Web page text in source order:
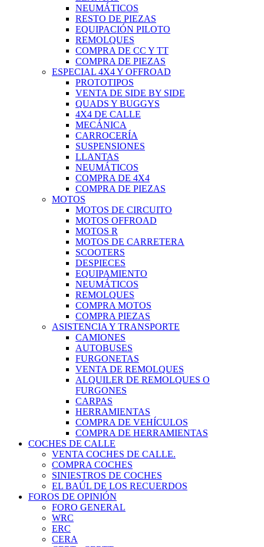
NEUMÁTICOS
RESTO DE PIEZAS
EQUIPACIÓN PILOTO
REMOLQUES
COMPRA DE CC Y TT
COMPRA DE PIEZAS
ESPECIAL 4X4 Y OFFROAD
PROTOTIPOS
VENTA DE SIDE BY SIDE
QUADS Y BUGGYS
4X4 DE CALLE
MECÁNICA
CARROCERÍA
SUSPENSIONES
LLANTAS
NEUMÁTICOS
COMPRA DE 4X4
COMPRA DE PIEZAS
MOTOS
MOTOS DE CIRCUITO
MOTOS OFFROAD
MOTOS R
MOTOS DE CARRETERA
SCOOTERS
DESPIECES
EQUIPAMIENTO
NEUMÁTICOS
REMOLQUES
COMPRA MOTOS
COMPRA PIEZAS
ASISTENCIA Y TRANSPORTE
CAMIONES
AUTOBUSES
FURGONETAS
VENTA DE REMOLQUES
ALQUILER DE REMOLQUES O
FURGONES
CARPAS
HERRAMIENTAS
COMPRA DE VEHÍCULOS
COMPRA DE HERRAMIENTAS
COCHES DE CALLE
VENTA COCHES DE CALLE.
COMPRA COCHES
SINIESTROS DE COCHES
EL BAÚL DE LOS RECUERDOS
FOROS DE OPINIÓN
FORO GENERAL
WRC
ERC
CERA